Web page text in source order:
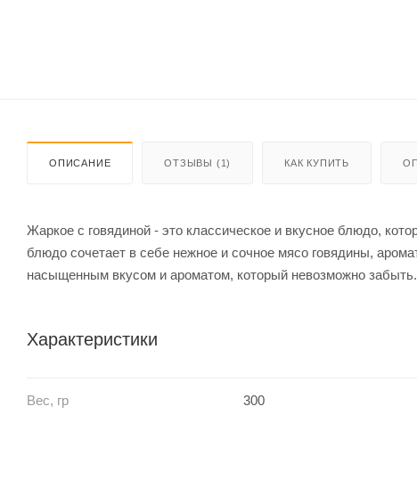
ОПИСАНИЕ ОТЗЫВЫ (1) КАК КУПИТЬ
Жаркое с говядиной - это классическое и вкусное блюдо,
блюдо сочетает в себе нежное и сочное мясо говядины,
насыщенным вкусом и ароматом, который невозможно забыть.
Характеристики
Вес, гр 300